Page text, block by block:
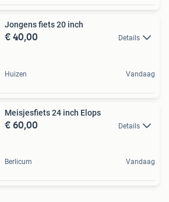
Jongens fiets 20 inch
€ 40,00 Details
Huizen Vandaag
Meisjesfiets 24 inch Elops
€ 60,00 Details
Berlicum Vandaag